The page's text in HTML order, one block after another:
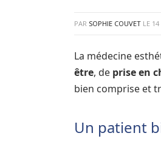
PAR SOPHIE COUVET LE 14
La médecine
être, de prise en
bien comprise et
Un patient